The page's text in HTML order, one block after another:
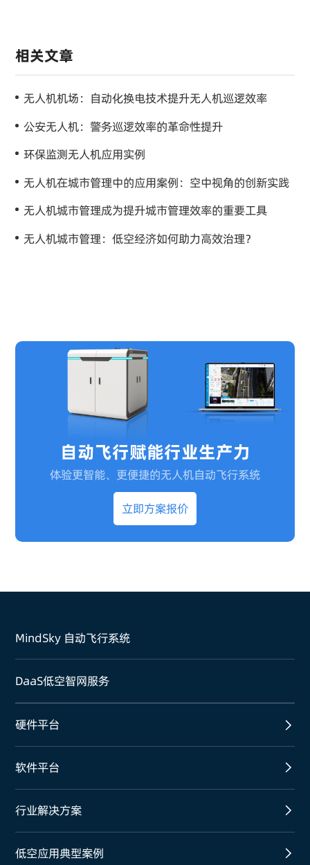
相关文章
无人机机场：自动化换电技术提升无人机巡逻效率
公安无人机：警务巡逻效率的革命性提升
环保监测无人机应用实例
无人机在城市管理中的应用案例：空中视角的创新实践
无人机城市管理成为提升城市管理效率的重要工具
无人机城市管理：低空经济如何助力高效治理？
自动飞行赋能行业生产力
体验更智能、更便捷的无人机自动飞行系统
立即方案报价
MindSky 自动飞行系统
DaaS低空智网服务
硬件平台
软件平台
行业解决方案
低空应用典型案例